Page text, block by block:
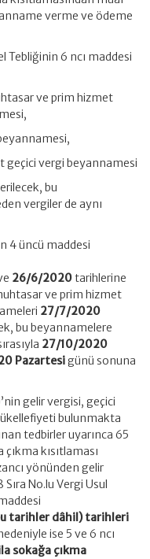
verme ve ödeme
Tebliğinin 6 ncı maddesi
ve prim hizmet
geçici vergi beyannamesi
bu
vergiler de aynı
4 üncü maddesi
26/6/2020tarihlerine
ve prim hizmet
27/7/2020
bu beyannamelere
27/10/2020
Pazartesigünü sonuna
gelir vergisi, geçici
bulunmakta
tedbirler uyarınca 65
kısıtlaması
yönünden gelir
No.lu Vergi Usul
tarihler dâhil) tarihleri
ise 5 ve 6 ncı
sokağa çıkma